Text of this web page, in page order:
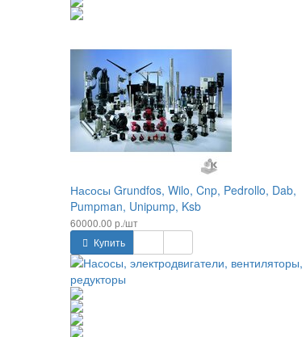
Насосы Grundfos, Wilo, Cnp, Pedrollo, Dab,
Pumpman, Unipump, Ksb
60000.00 р./шт
Купить